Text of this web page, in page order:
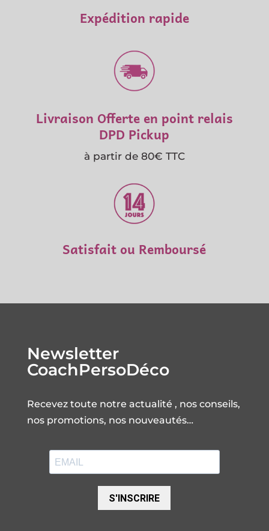
Expédition rapide
Livraison Offerte en point relais
DPD Pickup
à partir de 80€ TTC
Satisfait ou Remboursé
Newsletter
CoachPersoDéco
Recevez toute notre actualité , nos conseils,
nos promotions, nos nouveautés…
S'INSCRIRE